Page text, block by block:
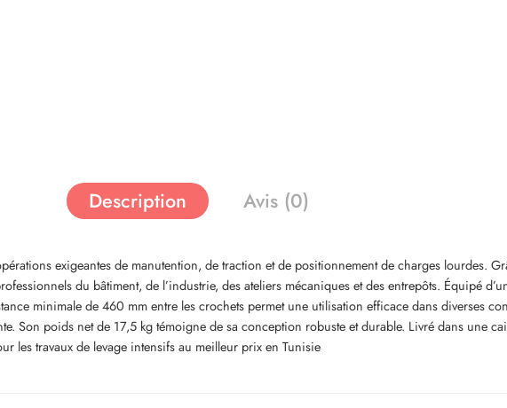
Description Avis (0)
exigeantes de manutention, de traction et de positionnement de charges lourdes.
du bâtiment, de l’industrie, des ateliers mécaniques et des entrepôts. Équipé
minimale de 460 mm entre les crochets permet une utilisation efficace dans diverses
Son poids net de 17,5 kg témoigne de sa conception robuste et durable. Livré dans une
les travaux de levage intensifs au meilleur prix en Tunisie